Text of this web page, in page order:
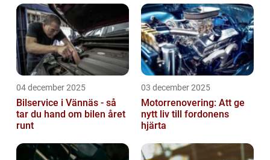
04 december 2025
Bilservice i Vännäs - så
tar du hand om bilen året
runt
03 december 2025
Motorrenovering: Att ge
nytt liv till fordonens
hjärta